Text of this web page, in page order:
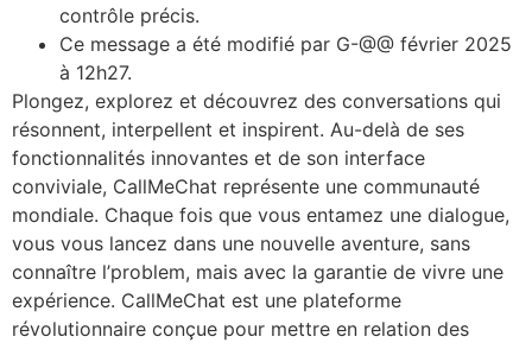
contrôle précis.
Ce message a été modifié par G-@@ février 2025
à 12h27.
Plongez, explorez et découvrez des conversations qui
résonnent, interpellent et inspirent. Au-delà de ses
fonctionnalités innovantes et de son interface
conviviale, CallMeChat représente une communauté
mondiale. Chaque fois que vous entamez une dialogue,
vous vous lancez dans une nouvelle aventure, sans
connaître l’problem, mais avec la garantie de vivre une
expérience. CallMeChat est une plateforme
révolutionnaire conçue pour mettre en relation des